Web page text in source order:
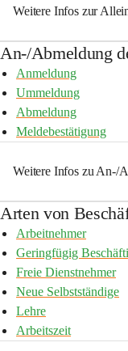
Weitere Infos zur
An-/Abmeldung
Anmeldung
Ummeldung
Abmeldung
Meldebestätigung
Weitere Infos zu An-/
Arten von
Arbeitnehmer
Geringfügig
Freie Dienstnehmer
Neue Selbstständige
Lehre
Arbeitszeit